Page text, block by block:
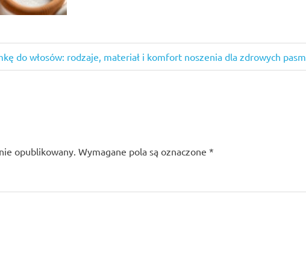
do włosów: rodzaje, materiał i komfort noszenia dla zdrowych pasm
opublikowany. Wymagane pola są oznaczone *